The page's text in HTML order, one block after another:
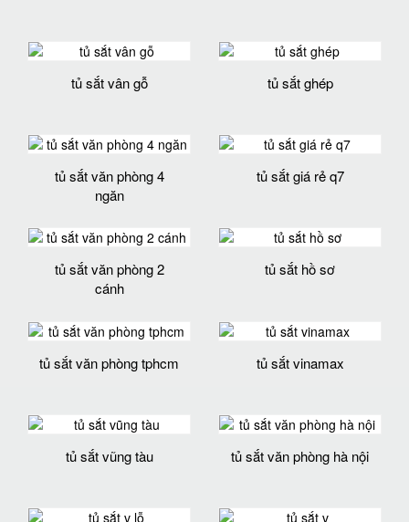
tủ sắt vân gỗ tủ sắt ghép
tủ sắt văn phòng 4
ngăn
tủ sắt giá rẻ q7
tủ sắt văn phòng 2
cánh
tủ sắt hồ sơ
tủ sắt văn phòng tphcm tủ sắt vinamax
tủ sắt vũng tàu tủ sắt văn phòng hà nội